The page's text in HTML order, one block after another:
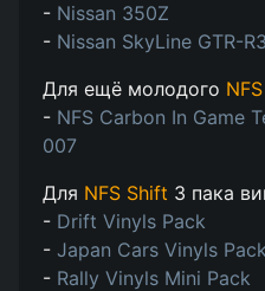
- Nissan 350Z
- Nissan SkyLine GTR-
Для ещё молодого
- NFS Carbon In Game
007
Для NFS Shift 3 пака
- Drift Vinyls Pack
- Japan Cars Vinyls Pack
- Rally Vinyls Mini Pack